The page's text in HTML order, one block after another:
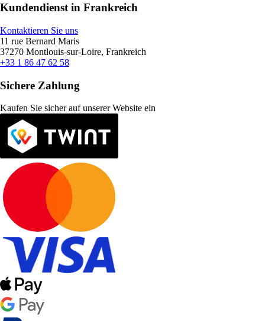
Kundendienst in Frankreich
Kontaktieren Sie uns
11 rue Bernard Maris
37270 Montlouis-sur-Loire, Frankreich
+33 1 86 47 62 58
Sichere Zahlung
Kaufen Sie sicher auf unserer Website ein